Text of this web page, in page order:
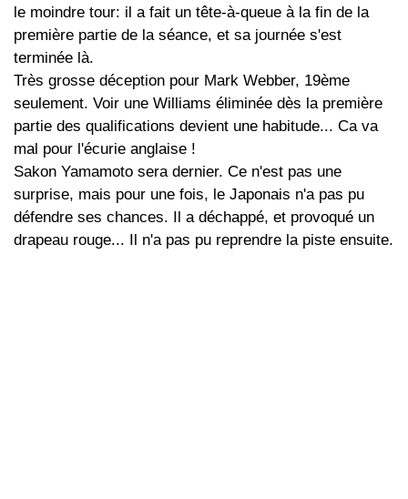
le moindre tour: il a fait un tête-à-queue à la fin de la
première partie de la séance, et sa journée s'est
terminée là.
Très grosse déception pour Mark Webber, 19ème
seulement. Voir une Williams éliminée dès la première
partie des qualifications devient une habitude... Ca va
mal pour l'écurie anglaise !
Sakon Yamamoto sera dernier. Ce n'est pas une
surprise, mais pour une fois, le Japonais n'a pas pu
défendre ses chances. Il a déchappé, et provoqué un
drapeau rouge... Il n'a pas pu reprendre la piste ensuite.